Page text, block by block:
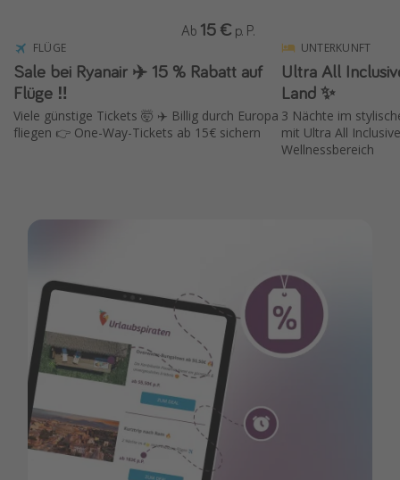
FLÜGE
Sale bei Ryanair ✈️ 15 % Rabatt auf
Flüge ‼️
Viele günstige Tickets 🤯 ✈️ Billig durch Europa
fliegen 👉 One-Way-Tickets ab 15€ sichern
Ab 15 € p. P.
UNTERKUNFT
Ultra All
Land ✨
3 Nächte im
mit Ultra All
Wellnessbereich